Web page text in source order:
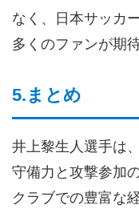
なく、日本サッカ
多くのファンが期
5.まとめ
井上黎生人選手は
守備力と攻撃参加
クラブでの豊富な